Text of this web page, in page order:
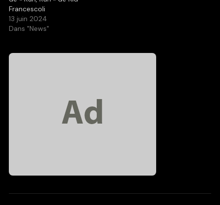
Francescoli
13 juin 2024
Dans "News"